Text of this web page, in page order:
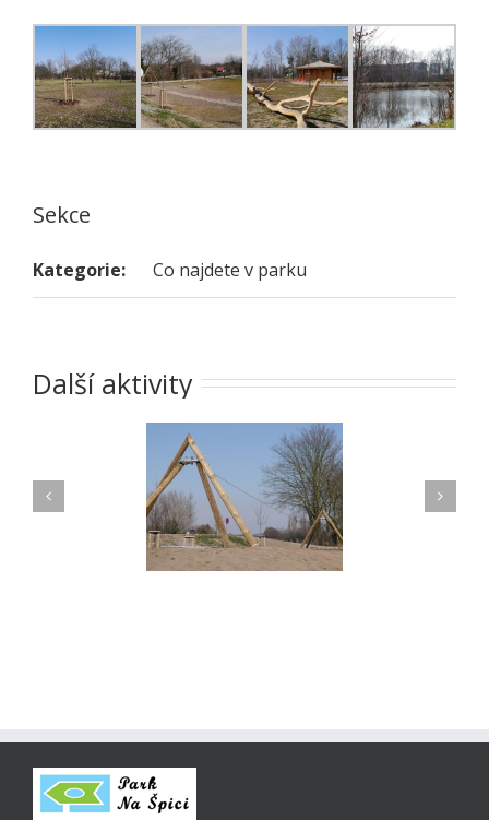
Sekce
Kategorie: Co najdete v parku
Další aktivity
Kryté ohniště –
grilovací prostor